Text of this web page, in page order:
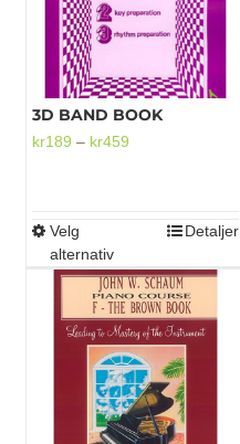
3D BAND BOOK
kr189 – kr459Prisområde:
kr459
Velg
alternativ
Dette
har
flere
varianter.
Alternativene
kan
velges
Detaljer